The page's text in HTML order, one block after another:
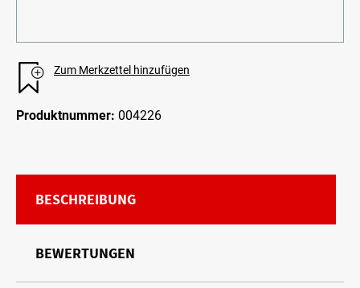
Zum Merkzettel hinzufügen
Produktnummer: 004226
BESCHREIBUNG
BEWERTUNGEN